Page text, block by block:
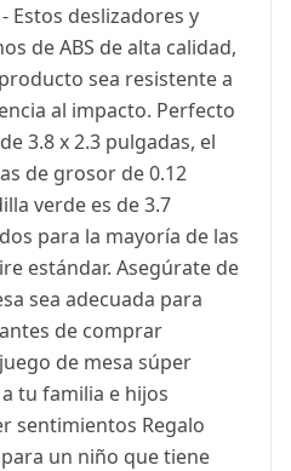
- Estos deslizadores y
de ABS de alta calidad,
sea resistente a
al impacto. Perfecto
3.8 x 2.3 pulgadas, el
de grosor de 0.12
verde es de 3.7
para la mayoría de las
estándar. Asegúrate de
sea adecuada para
de comprar
de mesa súper
tu familia e hijos
sentimientos Regalo
un niño que tiene